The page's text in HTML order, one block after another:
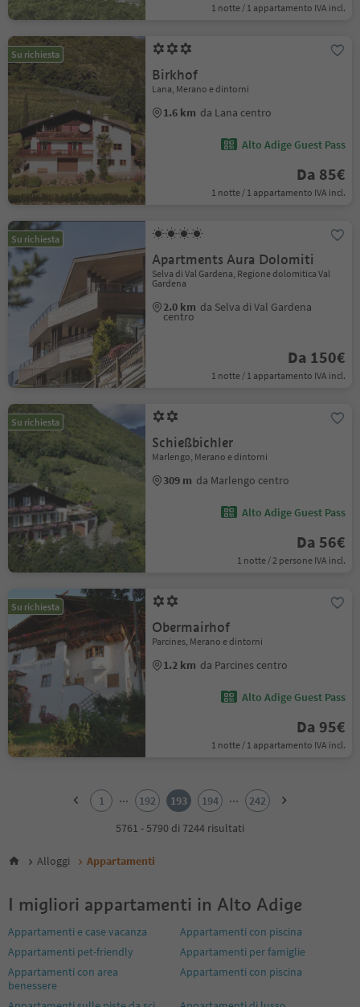
1 notte / 1 appartamento IVA incl.
Su richiesta
Birkhof
Lana, Merano e dintorni
1.6 km da Lana centro
Alto Adige Guest Pass
Da 85€
1 notte / 1 appartamento IVA incl.
Su richiesta
Apartments Aura Dolomiti
Selva di Val Gardena, Regione dolomitica Val
Gardena
2.0 km da Selva di Val Gardena
centro
Da 150€
1 notte / 1 appartamento IVA incl.
Su richiesta
Schießbichler
Marlengo, Merano e dintorni
309 m da Marlengo centro
Alto Adige Guest Pass
Da 56€
1 notte / 2 persone IVA incl.
Su richiesta
Obermairhof
Parcines, Merano e dintorni
1.2 km da Parcines centro
Alto Adige Guest Pass
Da 95€
1 notte / 1 appartamento IVA incl.
6
11
12
13
14
15
1 ... 192 193 194 ...
242
5761 - 5790 di 7244 risultati
Alloggi Appartamenti
I migliori appartamenti in Alto Adige
Appartamenti e case vacanza
Appartamenti con piscina
Appartamenti pet-friendly
Appartamenti per famiglie
Appartamenti con area
benessere
Appartamenti con piscina